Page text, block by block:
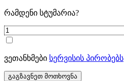
რამდენი სტუმარია?
ვეთანხმები სერვისის პირობებს
გაგზავნეთ მოთხოვნა